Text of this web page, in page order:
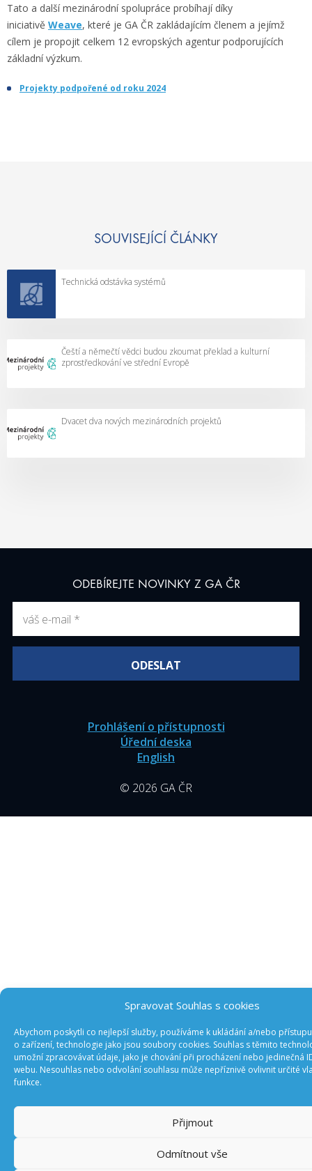
Spravovat Souhlas s cookies
Abychom poskytli co nejlepší služby, používáme k ukládání a/nebo
o zařízení, technologie jako jsou soubory cookies. Souhlas s těmito
umožní zpracovávat údaje, jako je chování při procházení nebo jedinečná
webu. Nesouhlas nebo odvolání souhlasu může nepříznivě ovlivnit určité
funkce.
Přijmout
Odmítnout vše
Tato a další mezinárodní spolupráce probíhají díky
iniciativě Weave, které je GA ČR zakládajícím členem a jejímž
cílem je propojit celkem 12 evropských agentur podporujících
základní výzkum.
Projekty podpořené od roku 2024
SOUVISEJÍCÍ ČLÁNKY
Technická odstávka systémů
Čeští a němečtí vědci budou zkoumat překlad a kulturní
zprostředkování ve střední Evropě
Dvacet dva nových mezinárodních projektů
ODEBÍREJTE NOVINKY Z GA ČR
Prohlášení o přístupnosti
Úřední deska
English
© 2026 GA ČR